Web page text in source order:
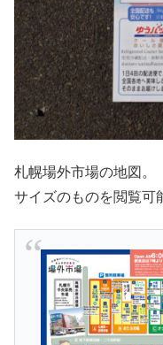
札幌場外市場の地図
サイズのものを閲覧可